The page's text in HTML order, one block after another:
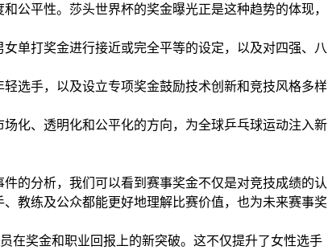
公平性。莎头世界杯的奖金曝光正是这种趋势的体现，
单打奖金进行接近或完全平等的设定，以及对四强、八
选手，以及设立专项奖金鼓励技术创新和竞技风格多样
化、透明化和公平化的方向，为全球乒乓球运动注入新
的分析，我们可以看到赛事奖金不仅是对竞技成绩的认
教练及公众都能更好地理解比赛价值，也为未来赛事奖
在奖金和职业回报上的新突破。这不仅提升了女性选手